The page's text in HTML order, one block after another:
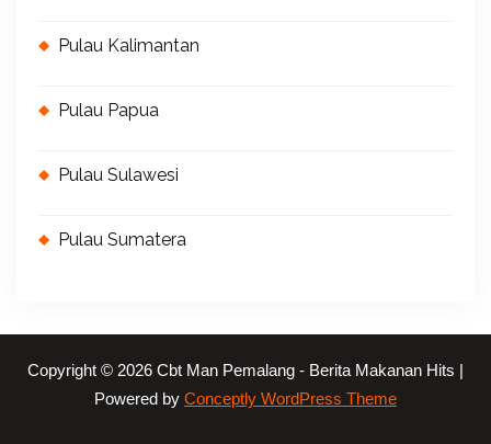
Pulau Kalimantan
Pulau Papua
Pulau Sulawesi
Pulau Sumatera
Copyright © 2026 Cbt Man Pemalang - Berita Makanan Hits |
Powered by Conceptly WordPress Theme